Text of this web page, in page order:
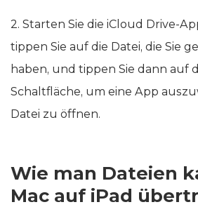
2. Starten Sie die iCloud Drive-
tippen Sie auf die Datei, die Sie
haben, und tippen Sie dann auf
Schaltfläche, um eine App
Datei zu öffnen.
Wie man Dateien
Mac auf iPad